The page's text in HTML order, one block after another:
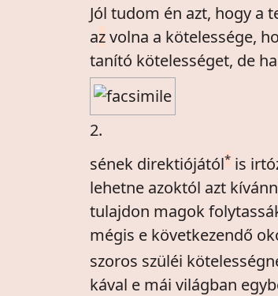
Jól tudom én azt, hogy a
azvolna a kötelessége,
tanító kötelességet, de
2.
sének direktiójától* is
lehetne azoktól azt
tulajdon magok
mégis e következendő
szoros szüléi
kával e mái világban